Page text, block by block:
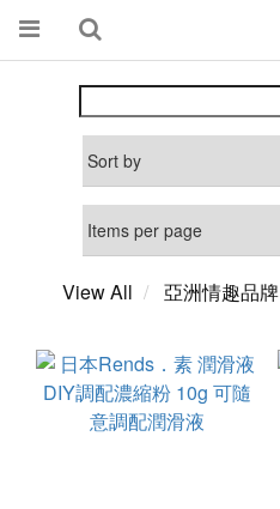
View All 亞洲情趣品牌